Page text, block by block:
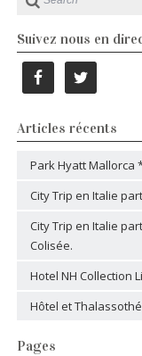
Suivez nous en
Articles récents
Park Hyatt
City Trip en Italie
City Trip en Italie
Colisée.
Hotel NH Collection
Hôtel et
Pages